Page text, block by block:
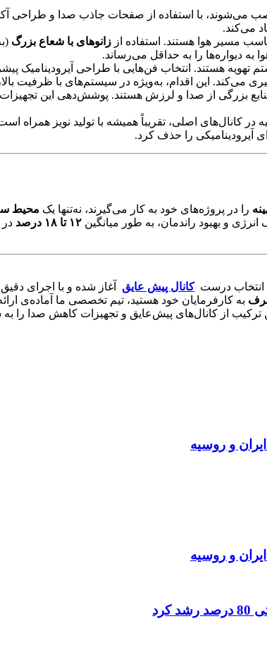
می‌شوند، با استفاده از صفحات جاذب صدا و طراحی
می‌کند.
مسیر هوا هستند. استفاده از زانوهای با شعاع بزرگ
به دیواره‌ها را به حداقل می‌رساند.
تهویه هستند. انتخاب فن‌هایی با طراحی آیرودینامیک
می‌کند. این اقدام، به‌ویژه در سیستم‌های با ظرفیت
بزرگی از صدا و لرزش هستند. پوشش‌دهی این تجهیزات
آیرودینامیکی را حذف کرد.
را در پروژه‌های خود به کار می‌گیرند، نه‌تنها یک محیط
و بهبود راندمان، به طور میانگین ۱۲ تا ۱۸ درصد
انتخاب درستکانال پیش عایق آغاز شده و با اجرای
به کارفرمایان خود هستید، تیم تخصصی ما
از کانال‌های پیش‌عایق و تجهیزات کاهش صدا را به
و روسیه
و روسیه